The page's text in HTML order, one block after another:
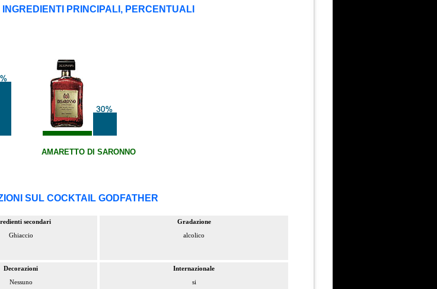
PRINCIPALI, PERCENTUALI
AMARETTO DI SARONNO
SUL COCKTAIL GODFATHER
secondari
Ghiaccio
Gradazione
alcolico
Decorazioni
Nessuno
Internazionale
si